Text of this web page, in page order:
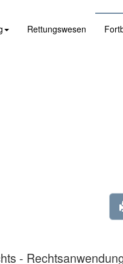
Rettungswesen
-